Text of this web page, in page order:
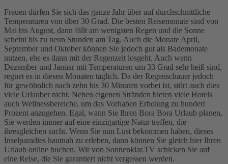
Freuen dürfen Sie sich das ganze Jahr über auf durchschnittliche
Temperaturen von über 30 Grad. Die besten Reisemonate sind von
Mai bis August, dann fällt am wenigsten Regen und die Sonne
scheint bis zu neun Stunden am Tag. Auch die Monate April,
September und Oktober können Sie jedoch gut als Bademonate
nutzen, ehe es dann mit der Regenzeit losgeht. Auch wenn
Dezember und Januar mit Temperaturen um 33 Grad sehr heiß sind,
regnet es in diesen Monaten täglich. Da der Regenschauer jedoch
für gewöhnlich nach zehn bis 30 Minuten vorbei ist, stört auch dies
viele Urlauber nicht. Neben eigenen Stränden bieten viele Hotels
auch Wellnessbereiche, um das Vorhaben Erholung zu hundert
Prozent anzugehen. Egal, wann Sie Ihren Bora Bora Urlaub planen,
Sie werden immer auf eine einzigartige Natur treffen, die
ihresgleichen sucht. Wenn Sie nun Lust bekommen haben, dieses
Inselparadies hautnah zu erleben, dann können Sie gleich hier Ihren
Urlaub online buchen. Wir von Sonnenklar.TV schicken Sie auf
eine Reise, die Sie garantiert nicht vergessen werden.